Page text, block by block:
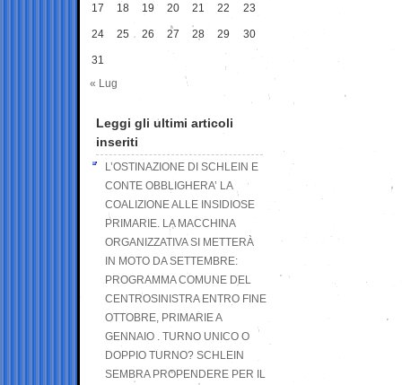
17 18 19 20 21 22 23
24 25 26 27 28 29 30
31
« Lug
Leggi gli ultimi articoli
inseriti
L’OSTINAZIONE DI SCHLEIN E
CONTE OBBLIGHERA’ LA
COALIZIONE ALLE INSIDIOSE
PRIMARIE. LA MACCHINA
ORGANIZZATIVA SI METTERÀ
IN MOTO DA SETTEMBRE:
PROGRAMMA COMUNE DEL
CENTROSINISTRA ENTRO FINE
OTTOBRE, PRIMARIE A
GENNAIO . TURNO UNICO O
DOPPIO TURNO? SCHLEIN
SEMBRA PROPENDERE PER IL